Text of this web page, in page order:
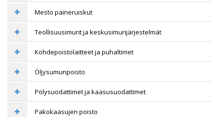
Mesto paineruiskut
Teollisuusimurit ja keskusimurijärjestelmät
Kohdepoistolaitteet ja puhaltimet
Öljysumunpoisto
Pölysuodattimet ja kaasusuodattimet
Pakokaasujen poisto